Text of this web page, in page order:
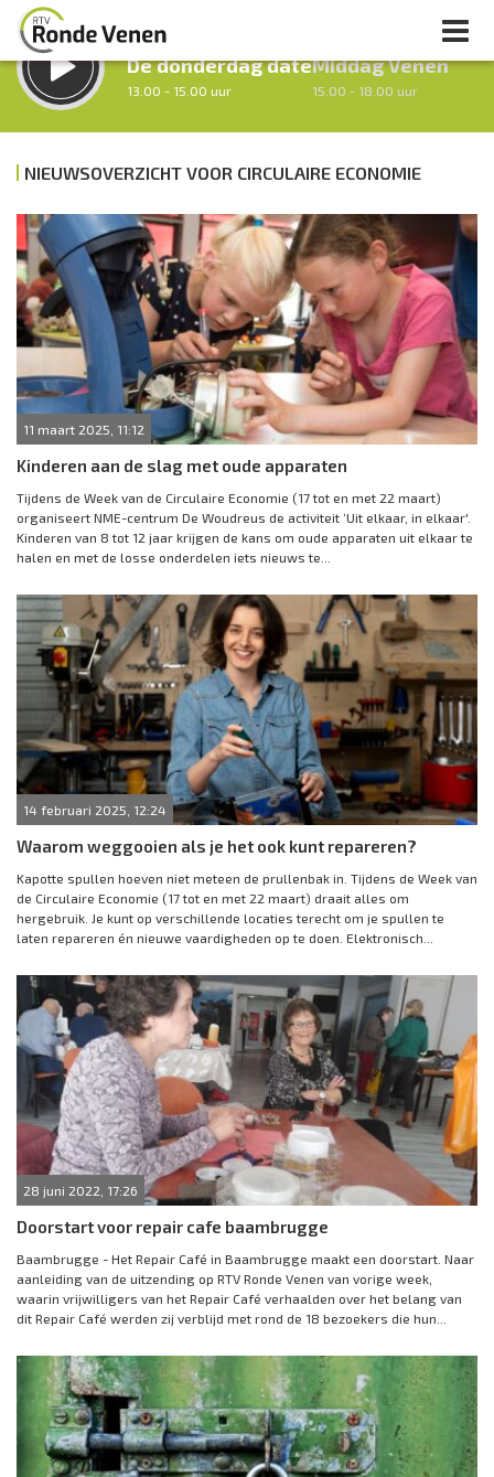
LUISTER LIVE:
De donderdag date
13.00 - 15.00 uur
Middag Venen
15.00 - 18.00 uur
Vorig uur Volgend uur
Inklappen
NIEUWSOVERZICHT VOOR CIRCULAIRE ECONOMIE
11 maart 2025, 11:12
Kinderen aan de slag met oude apparaten
Tijdens de Week van de Circulaire Economie (17 tot en met 22 maart)
organiseert NME-centrum De Woudreus de activiteit ‘Uit elkaar, in elkaar'.
Kinderen van 8 tot 12 jaar krijgen de kans om oude apparaten uit elkaar te
halen en met de losse onderdelen iets nieuws te...
14 februari 2025, 12:24
Waarom weggooien als je het ook kunt repareren?
Kapotte spullen hoeven niet meteen de prullenbak in. Tijdens de Week van
de Circulaire Economie (17 tot en met 22 maart) draait alles om
hergebruik. Je kunt op verschillende locaties terecht om je spullen te
laten repareren én nieuwe vaardigheden op te doen. Elektronisch...
28 juni 2022, 17:26
Doorstart voor repair cafe baambrugge
Baambrugge - Het Repair Café in Baambrugge maakt een doorstart. Naar
aanleiding van de uitzending op RTV Ronde Venen van vorige week,
waarin vrijwilligers van het Repair Café verhaalden over het belang van
dit Repair Café werden zij verblijd met rond de 18 bezoekers die hun...